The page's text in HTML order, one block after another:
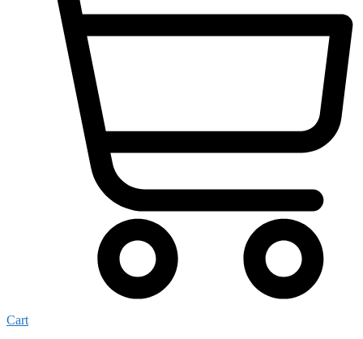
Cart